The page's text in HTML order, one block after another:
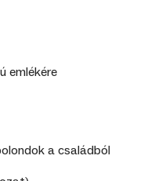
emlékére
a családból